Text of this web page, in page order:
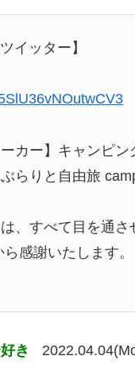
イッター】
ーカー】キャンピ
らりと自由旅
、すべて目を通さ
感謝いたします。
き